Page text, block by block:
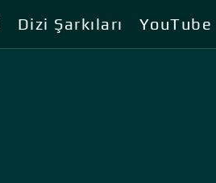
Dizi Şarkıları YouTube